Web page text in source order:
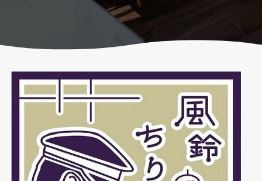
SHOP INFORMATION
Instagram
～風鈴ちりりのインスタグラムを見る～
INFORMATIONページ
～お知らせページを見る～